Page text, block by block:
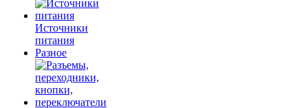
Источники
питания
Разное